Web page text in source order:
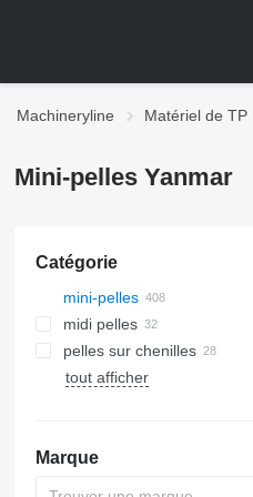
Machineryline Matériel de TP
Mini-pelles Yanmar
Catégorie
mini-pelles
midi pelles
pelles sur chenilles
tout afficher
Marque